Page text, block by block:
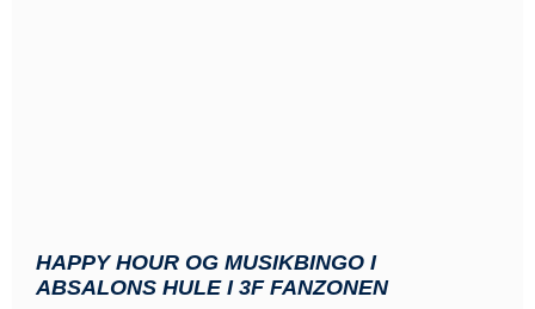
HAPPY HOUR OG MUSIKBINGO I
ABSALONS HULE I 3F FANZONEN